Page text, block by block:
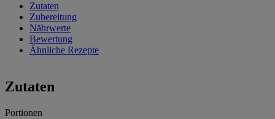
Zutaten
Zubereitung
Nährwerte
Bewertung
Ähnliche Rezepte
Zutaten
Portionen